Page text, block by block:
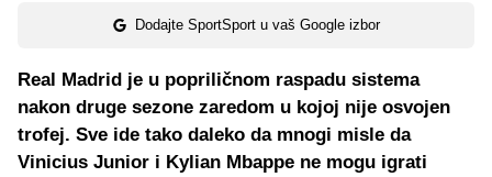
Dodajte SportSport u vaš Google izbor
Real Madrid je u popriličnom raspadu sistema
nakon druge sezone zaredom u kojoj nije osvojen
trofej. Sve ide tako daleko da mnogi misle da
Vinicius Junior i Kylian Mbappe ne mogu igrati